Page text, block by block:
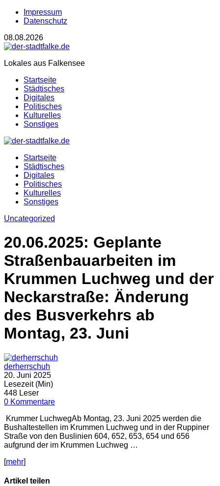
Impressum
Datenschutz
08.08.2026
Lokales aus Falkensee
Startseite
Städtisches
Digitales
Politisches
Kulturelles
Sonstiges
Startseite
Städtisches
Digitales
Politisches
Kulturelles
Sonstiges
Uncategorized
20.06.2025: Geplante
Straßenbauarbeiten im
Krummen Luchweg und der
Neckarstraße: Änderung
des Busverkehrs ab
Montag, 23. Juni
derherrschuh
20. Juni 2025
Lesezeit (Min)
448 Leser
0 Kommentare
Krummer LuchwegAb Montag, 23. Juni 2025 werden die
Bushaltestellen im Krummen Luchweg und in der Ruppiner
Straße von den Buslinien 604, 652, 653, 654 und 656
aufgrund der im Krummen Luchweg …
[mehr]
Artikel teilen